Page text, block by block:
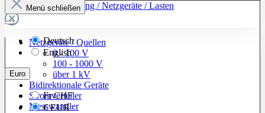
Zur Kategorie: Leistung / Netzgeräte / Lasten
Netzgeräte / Quellen
0 - 100 V
100 - 1000 V
über 1 kV
Bidirektionale Geräte
Stromverteiler
Messwandler
Menü schließen
Deutsch
English
Euro
FrCHF
€EUR